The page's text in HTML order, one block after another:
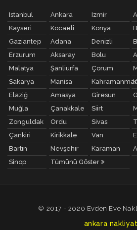
Istanbul Ankara Izmir
Kayseri
Kocaeli Konya
Gaziantep
Adana Denizli
Erzurum
Aksaray Bolu
Malatya
Şanliurfa Çorum
Sakarya
Manisa
Elaziğ
Amasya Giresun
Muğla
Çanakkale Siirt
Zonguldak
Ordu Sivas
Çankiri
Kirikkale Van
Bartin
Nevşehir Karaman
Sinop
Tümünü Göster
© 2017 - 2020 Evden Eve
ankara nakliyat